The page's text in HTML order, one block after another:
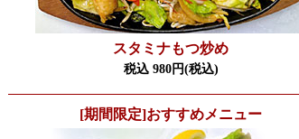
スタミナもつ炒め
税込 980円(税込)
[期間限定]おすすめメニュー